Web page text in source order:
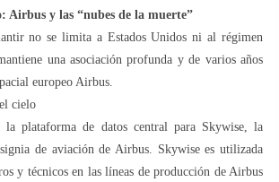
Airbus y las “nubes de la muerte”
no se limita a Estados Unidos ni al régimen
una asociación profunda y de varios años
europeo Airbus.
cielo
la plataforma de datos central para Skywise, la
de aviación de Airbus. Skywise es utilizada
y técnicos en las líneas de producción de Airbus